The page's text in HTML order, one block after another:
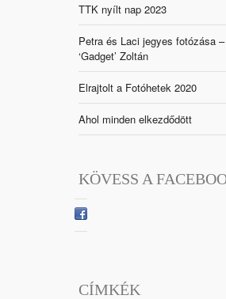
TTK nyílt nap 2023
Petra és Laci jegyes fotózása
‘Gadget’ Zoltán
Elrajtolt a Fotóhetek 2020
Ahol minden elkezdődött
KÖVESS A
CÍMKÉK